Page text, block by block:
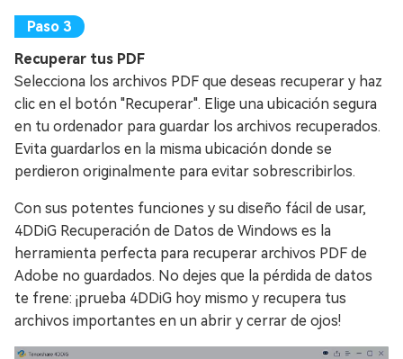
Recuperar tus PDF
Selecciona los archivos PDF que deseas recuperar y haz
clic en el botón "Recuperar". Elige una ubicación segura
en tu ordenador para guardar los archivos recuperados.
Evita guardarlos en la misma ubicación donde se
perdieron originalmente para evitar sobrescribirlos.
Con sus potentes funciones y su diseño fácil de usar,
4DDiG Recuperación de Datos de Windows es la
herramienta perfecta para recuperar archivos PDF de
Adobe no guardados. No dejes que la pérdida de datos
te frene: ¡prueba 4DDiG hoy mismo y recupera tus
archivos importantes en un abrir y cerrar de ojos!